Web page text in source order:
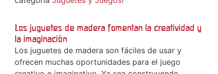
Los juguetes de madera fomentan la creatividad y
la imaginación
Los juguetes de madera son fáciles de usar y
ofrecen muchas oportunidades para el juego